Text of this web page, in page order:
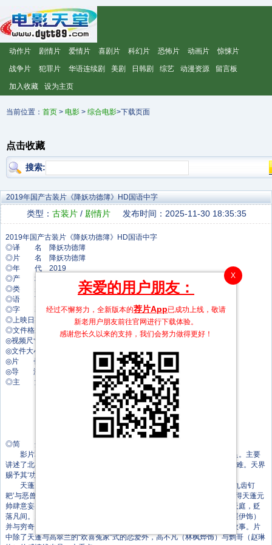
动作片 剧情片 爱情片 喜剧片 科幻片 恐怖片 动画片 惊悚片
战争片 犯罪片 华语连续剧 美剧 日韩剧 综艺 动漫资源 留言板
加入收藏 设为主页
当前位置： 首页 > 电影 > 综合电影>下载页面
点击收藏
搜索:
2019年国产古装片《降妖功德簿》HD国语中字
类型： 古装片 / 剧情片 发布时间：2025-11-30 18:35:35
◎译 名 降妖功德簿
◎片 名 降妖功德簿
◎年 代 2019
◎产 地 中国大陆
◎类 别 古装/剧情
◎语 言 汉语普通话
◎字 幕 中文字幕
◎上映日期 2019-05-24(中国大陆)
◎文件格式 x264 + ACC
◎视频尺寸 1920 x 1080
◎文件大小 1709 MB
◎片 长 71 Mins
◎导 演 阎余超
◎主 演 孟展伊
◎简 介
影片取材于民间传说故事，集玄幻、幽默、爱情于一体，新鲜感十足。主要
讲述了北斗星宿大神“天蓬”因犯天条被贬下界，受四十七重劫，九十九重难。天界
赐予其‘功德簿’，让其游历人间，度化苍生的故事。
天蓬元帅（王煜凯饰）英勇盖世法力无边，统领八十万水军，挥举‘九齿钉
耙’与恶兽穷奇大战三天三夜 ，终将穷奇击败，大获全胜，但一场胜仗使得天蓬元
帅肆意妄为无法无天，酒醉拱倒玉帝斗牛宫，玉帝大怒将天蓬元帅逐出天庭，贬
落凡间。天蓬元帅落入凡间化名卞庄，一路修行积功、结爱高翠兰（孟展伊饰）
并与穷奇了结百年恩怨后终明何为情爱、何为大义、并完成自我救赎的故事。片
中除了天蓬与高翠兰的“欢喜冤家”式的恋爱外，高不凡（林枫烨饰）与鹩哥（赵琳
X
亲爱的用户朋友：
经过不懈努力，全新版本的荐片App已成功上线，敬请
新老用户朋友前往官网进行下载体验。
感谢您长久以来的支持，我们会努力做得更好！